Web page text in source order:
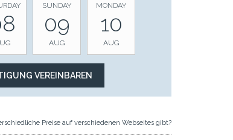
SUNDAY
09
AUG
MONDAY
10
AUG
Preise auf verschiedenen Webseites gibt?